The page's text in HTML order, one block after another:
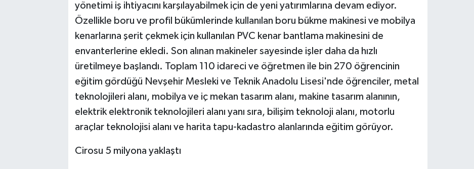
yönetimi iş ihtiyacını karşılayabilmek için de yeni yatırımlarına devam ediyor.
Özellikle boru ve profil bükümlerinde kullanılan boru bükme makinesi ve mobilya
kenarlarına şerit çekmek için kullanılan PVC kenar bantlama makinesini de
envanterlerine ekledi. Son alınan makineler sayesinde işler daha da hızlı
üretilmeye başlandı. Toplam 110 idareci ve öğretmen ile bin 270 öğrencinin
eğitim gördüğü Nevşehir Mesleki ve Teknik Anadolu Lisesi'nde öğrenciler, metal
teknolojileri alanı, mobilya ve iç mekan tasarım alanı, makine tasarım alanının,
elektrik elektronik teknolojileri alanı yanı sıra, bilişim teknoloji alanı, motorlu
araçlar teknolojisi alanı ve harita tapu-kadastro alanlarında eğitim görüyor.
Cirosu 5 milyona yaklaştı